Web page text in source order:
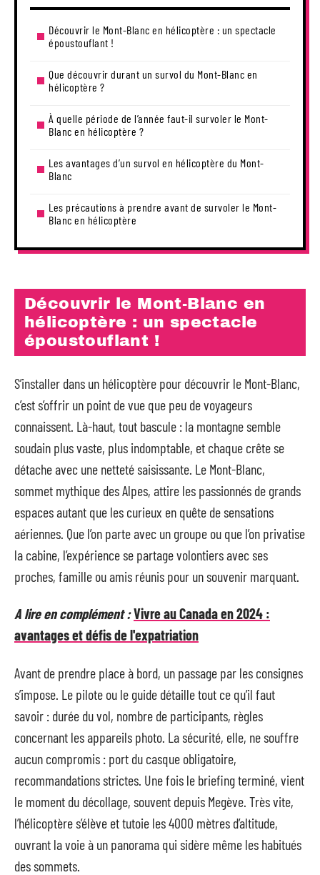
Découvrir le Mont-Blanc en hélicoptère : un spectacle
époustouflant !
Que découvrir durant un survol du Mont-Blanc en
hélicoptère ?
À quelle période de l’année faut-il survoler le Mont-
Blanc en hélicoptère ?
Les avantages d’un survol en hélicoptère du Mont-
Blanc
Les précautions à prendre avant de survoler le Mont-
Blanc en hélicoptère
Découvrir le Mont-Blanc en
hélicoptère : un spectacle
époustouflant !
S’installer dans un hélicoptère pour découvrir le Mont-Blanc,
c’est s’offrir un point de vue que peu de voyageurs
connaissent. Là-haut, tout bascule : la montagne semble
soudain plus vaste, plus indomptable, et chaque crête se
détache avec une netteté saisissante. Le Mont-Blanc,
sommet mythique des Alpes, attire les passionnés de grands
espaces autant que les curieux en quête de sensations
aériennes. Que l’on parte avec un groupe ou que l’on privatise
la cabine, l’expérience se partage volontiers avec ses
proches, famille ou amis réunis pour un souvenir marquant.
A lire en complément :Vivre au Canada en 2024 :
avantages et défis de l'expatriation
Avant de prendre place à bord, un passage par les consignes
s’impose. Le pilote ou le guide détaille tout ce qu’il faut
savoir : durée du vol, nombre de participants, règles
concernant les appareils photo. La sécurité, elle, ne souffre
aucun compromis : port du casque obligatoire,
recommandations strictes. Une fois le briefing terminé, vient
le moment du décollage, souvent depuis Megève. Très vite,
l’hélicoptère s’élève et tutoie les 4000 mètres d’altitude,
ouvrant la voie à un panorama qui sidère même les habitués
des sommets.